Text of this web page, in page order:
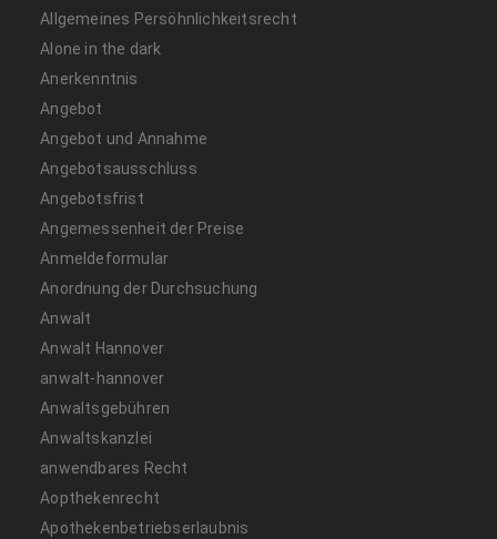
Allgemeines Persöhnlichkeitsrecht
Alone in the dark
Anerkenntnis
Angebot
Angebot und Annahme
Angebotsausschluss
Angebotsfrist
Angemessenheit der Preise
Anmeldeformular
Anordnung der Durchsuchung
Anwalt
Anwalt Hannover
anwalt-hannover
Anwaltsgebühren
Anwaltskanzlei
anwendbares Recht
Aopthekenrecht
Apothekenbetriebserlaubnis